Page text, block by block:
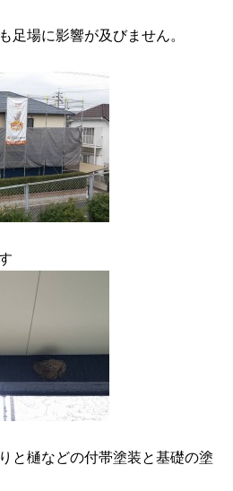
足場に影響が及びません。
と樋などの付帯塗装と基礎の塗